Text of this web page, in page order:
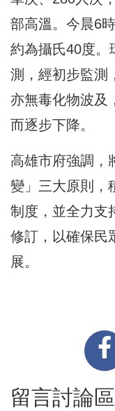
部高溫。今晨6
約為攝氏40度。
測，經初步監測
亦無毒化物波及
而逐步下降。
高雄市府強調，
變」三大原則，
制度，並全力支
修訂，以確保民
展。
留言討論區